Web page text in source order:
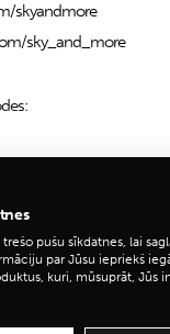
skyandmore
sky_and_more
pušu sīkdatnes, lai
par Jūsu iepriekš
kuri, mūsuprāt, Jūs